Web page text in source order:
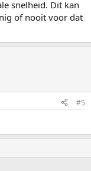
snelheid. Dit kan
of nooit voor dat
#5